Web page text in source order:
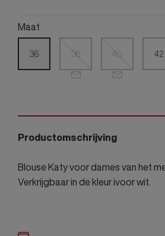
Maat
36 38 40 42
Productomschrijving
Blouse Katy voor dames van het
Verkrijgbaar in de kleur ivoor wit.